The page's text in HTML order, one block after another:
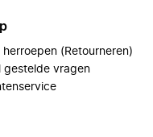
herroepen (Retourneren)
gestelde vragen